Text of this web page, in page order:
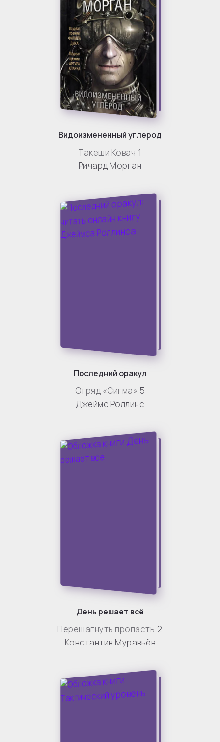
Видоизмененный углерод
Такеши Ковач 1
Ричард Морган
Последний оракул
Отряд «Сигма» 5
Джеймс Роллинс
День решает всё
Перешагнуть пропасть 2
Константин Муравьёв